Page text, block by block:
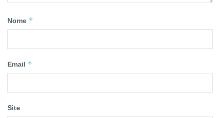
Nome *
Email *
Site